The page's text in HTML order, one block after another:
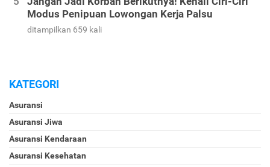
Modus Penipuan Lowongan Kerja Palsu
ditampilkan 659 kali
KATEGORI
Asuransi
Asuransi Jiwa
Asuransi Kendaraan
Asuransi Kesehatan